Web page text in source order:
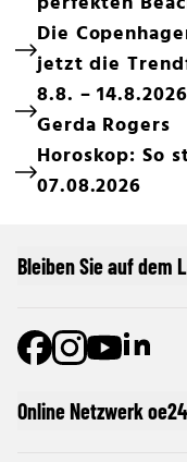
Die
jetzt die
8.8. –
Gerda Rogers
Horoskop: So
07.08.2026
Online Netzwerk oe24
Bleiben Sie auf dem